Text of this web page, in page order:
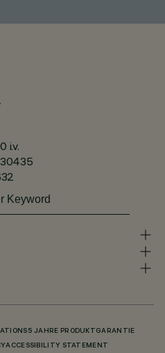
i.v.
5 JAHRE PRODUKTGARANTIE
ACCESSIBILITY STATEMENT